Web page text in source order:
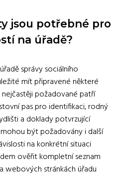
jsou potřebné pro
na úřadě?
správy sociálního
mít připravené některé
požadované patří
pas pro identifikaci, rodný
a doklady potvrzující
být požadovány i další
na konkrétní situaci
ověřit kompletní seznam
stránkách úřadu